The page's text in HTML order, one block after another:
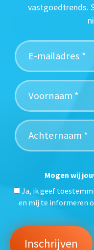
vastgoedtrends.
Mogen wij
Ja, ik geef
en mij te informeren